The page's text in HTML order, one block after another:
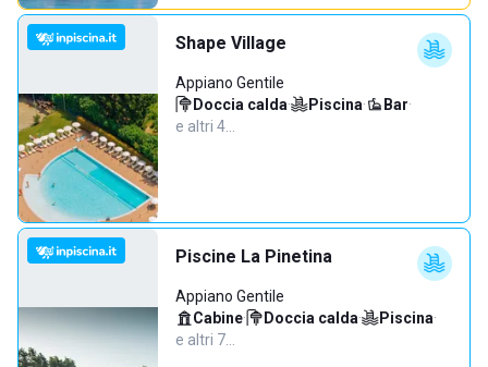
Shape Village
Appiano Gentile
Doccia calda· Piscina· Bar·
e altri 4…
Piscine La Pinetina
Appiano Gentile
Cabine· Doccia calda· Piscina·
e altri 7…